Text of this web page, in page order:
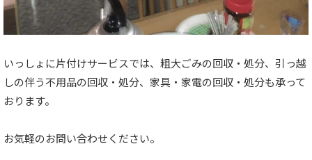
いっしょに片付けサービスでは、粗大ごみの回収・処分、引っ越
しの伴う不用品の回収・処分、家具・家電の回収・処分も承って
おります。
お気軽のお問い合わせください。